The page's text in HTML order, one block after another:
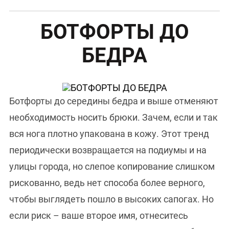
БОТФОРТЫ ДО
БЕДРА
Ботфорты до середины бедра и выше отменяют
необходимость носить брюки. Зачем, если и так
вся нога плотно упакована в кожу. Этот тренд
периодически возвращается на подиумы и на
улицы города, но слепое копирование слишком
рискованно, ведь нет способа более верного,
чтобы выглядеть пошло в высоких сапогах. Но
если риск – ваше второе имя, отнеситесь